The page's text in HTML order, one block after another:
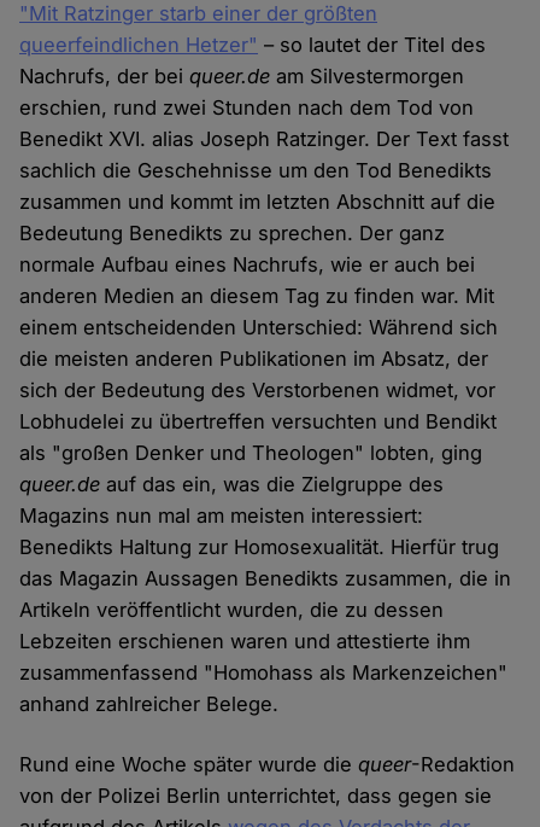
"Mit Ratzinger starb einer der größten
queerfeindlichen Hetzer" – so lautet der Titel des
Nachrufs, der beiqueer.de am Silvestermorgen
erschien, rund zwei Stunden nach dem Tod von
Benedikt XVI. alias Joseph Ratzinger. Der Text fasst
sachlich die Geschehnisse um den Tod Benedikts
zusammen und kommt im letzten Abschnitt auf die
Bedeutung Benedikts zu sprechen. Der ganz
normale Aufbau eines Nachrufs, wie er auch bei
anderen Medien an diesem Tag zu finden war. Mit
einem entscheidenden Unterschied: Während sich
die meisten anderen Publikationen im Absatz, der
sich der Bedeutung des Verstorbenen widmet, vor
Lobhudelei zu übertreffen versuchten und Bendikt
als "großen Denker und Theologen" lobten, ging
queer.de auf das ein, was die Zielgruppe des
Magazins nun mal am meisten interessiert:
Benedikts Haltung zur Homosexualität. Hierfür trug
das Magazin Aussagen Benedikts zusammen, die in
Artikeln veröffentlicht wurden, die zu dessen
Lebzeiten erschienen waren und attestierte ihm
zusammenfassend "Homohass als Markenzeichen"
anhand zahlreicher Belege.
Rund eine Woche später wurde diequeer-Redaktion
von der Polizei Berlin unterrichtet, dass gegen sie